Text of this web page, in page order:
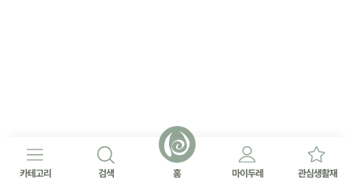
카테고리 검색 홈 마이두레 관심생활재